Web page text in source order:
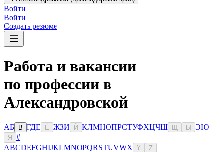
Войти
Войти
Создать резюме
Работа и вакансии
по профессии в
Александровской
АБ В ГДЕ Ё ЖЗИ Й КЛМНОПРСТУФХЦЧШ Ы ЭЮ
Я
#
ABCDEFGHIJKLMNOPQRSTUVWX Y Z